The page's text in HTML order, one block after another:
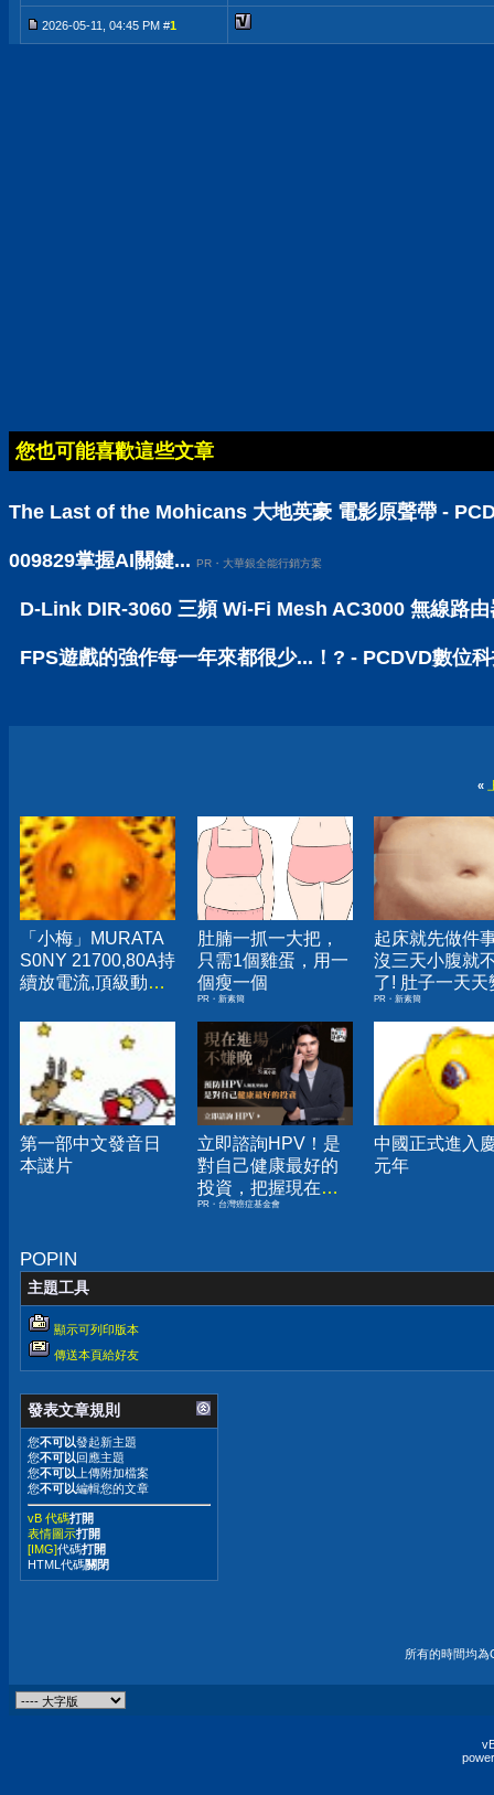
2026-05-11, 04:45 PM #1
您也可能喜歡這些文章
The Last of the Mohicans 大地英豪 電影原聲帶 -
009829掌握AI關鍵... PR・大華銀全能行銷方案
D-Link DIR-3060 三頻 Wi-Fi Mesh AC3000 無線路
FPS遊戲的強作每一年來都很少...！? - PCDVD數位
«
「小梅」MURATA
S0NY 21700,80A持
續放電流,頂級動力
US21700VX40
US21700VTC6
肚腩一抓一大把，
只需1個雞蛋，用一
個瘦一個
PR・新素簡
起床就先做件
沒三天小腹就
了! 肚子一天天
小！
PR・新素簡
第一部中文發音日
本謎片
立即諮詢HPV！是
對自己健康最好的
投資，把握現在不
嫌晚！
PR・台灣癌症基金會
中國正式進入
元年
POPIN
主題工具
顯示可列印版本
傳送本頁給好友
發表文章規則
您不可以發起新主題
您不可以 回應主題
您不可以 上傳附加檔案
您不可以編輯您的文章
vB 代碼打開
表情圖示打開
[IMG]代碼打開
HTML代碼關閉
所有的時間均為